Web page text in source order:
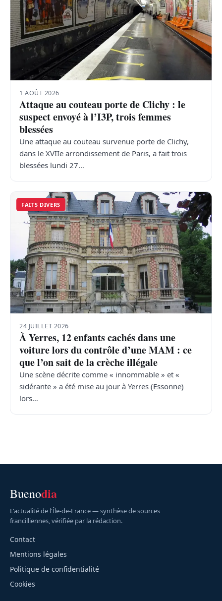
1 AOÛT 2026
Attaque au couteau porte de Clichy : le
suspect envoyé à l’I3P, trois femmes
blessées
Une attaque au couteau survenue porte de Clichy,
dans le XVIIe arrondissement de Paris, a fait trois
blessées lundi 27…
FAITS DIVERS
24 JUILLET 2026
À Yerres, 12 enfants cachés dans une
voiture lors du contrôle d’une MAM : ce
que l’on sait de la crèche illégale
Une scène décrite comme « innommable » et «
sidérante » a été mise au jour à Yerres (Essonne)
lors…
Buenodia
L'actualité de l'Île-de-France — synthèse de sources
francilliennes, vérifiée par la rédaction.
Contact
Mentions légales
Politique de confidentialité
Cookies